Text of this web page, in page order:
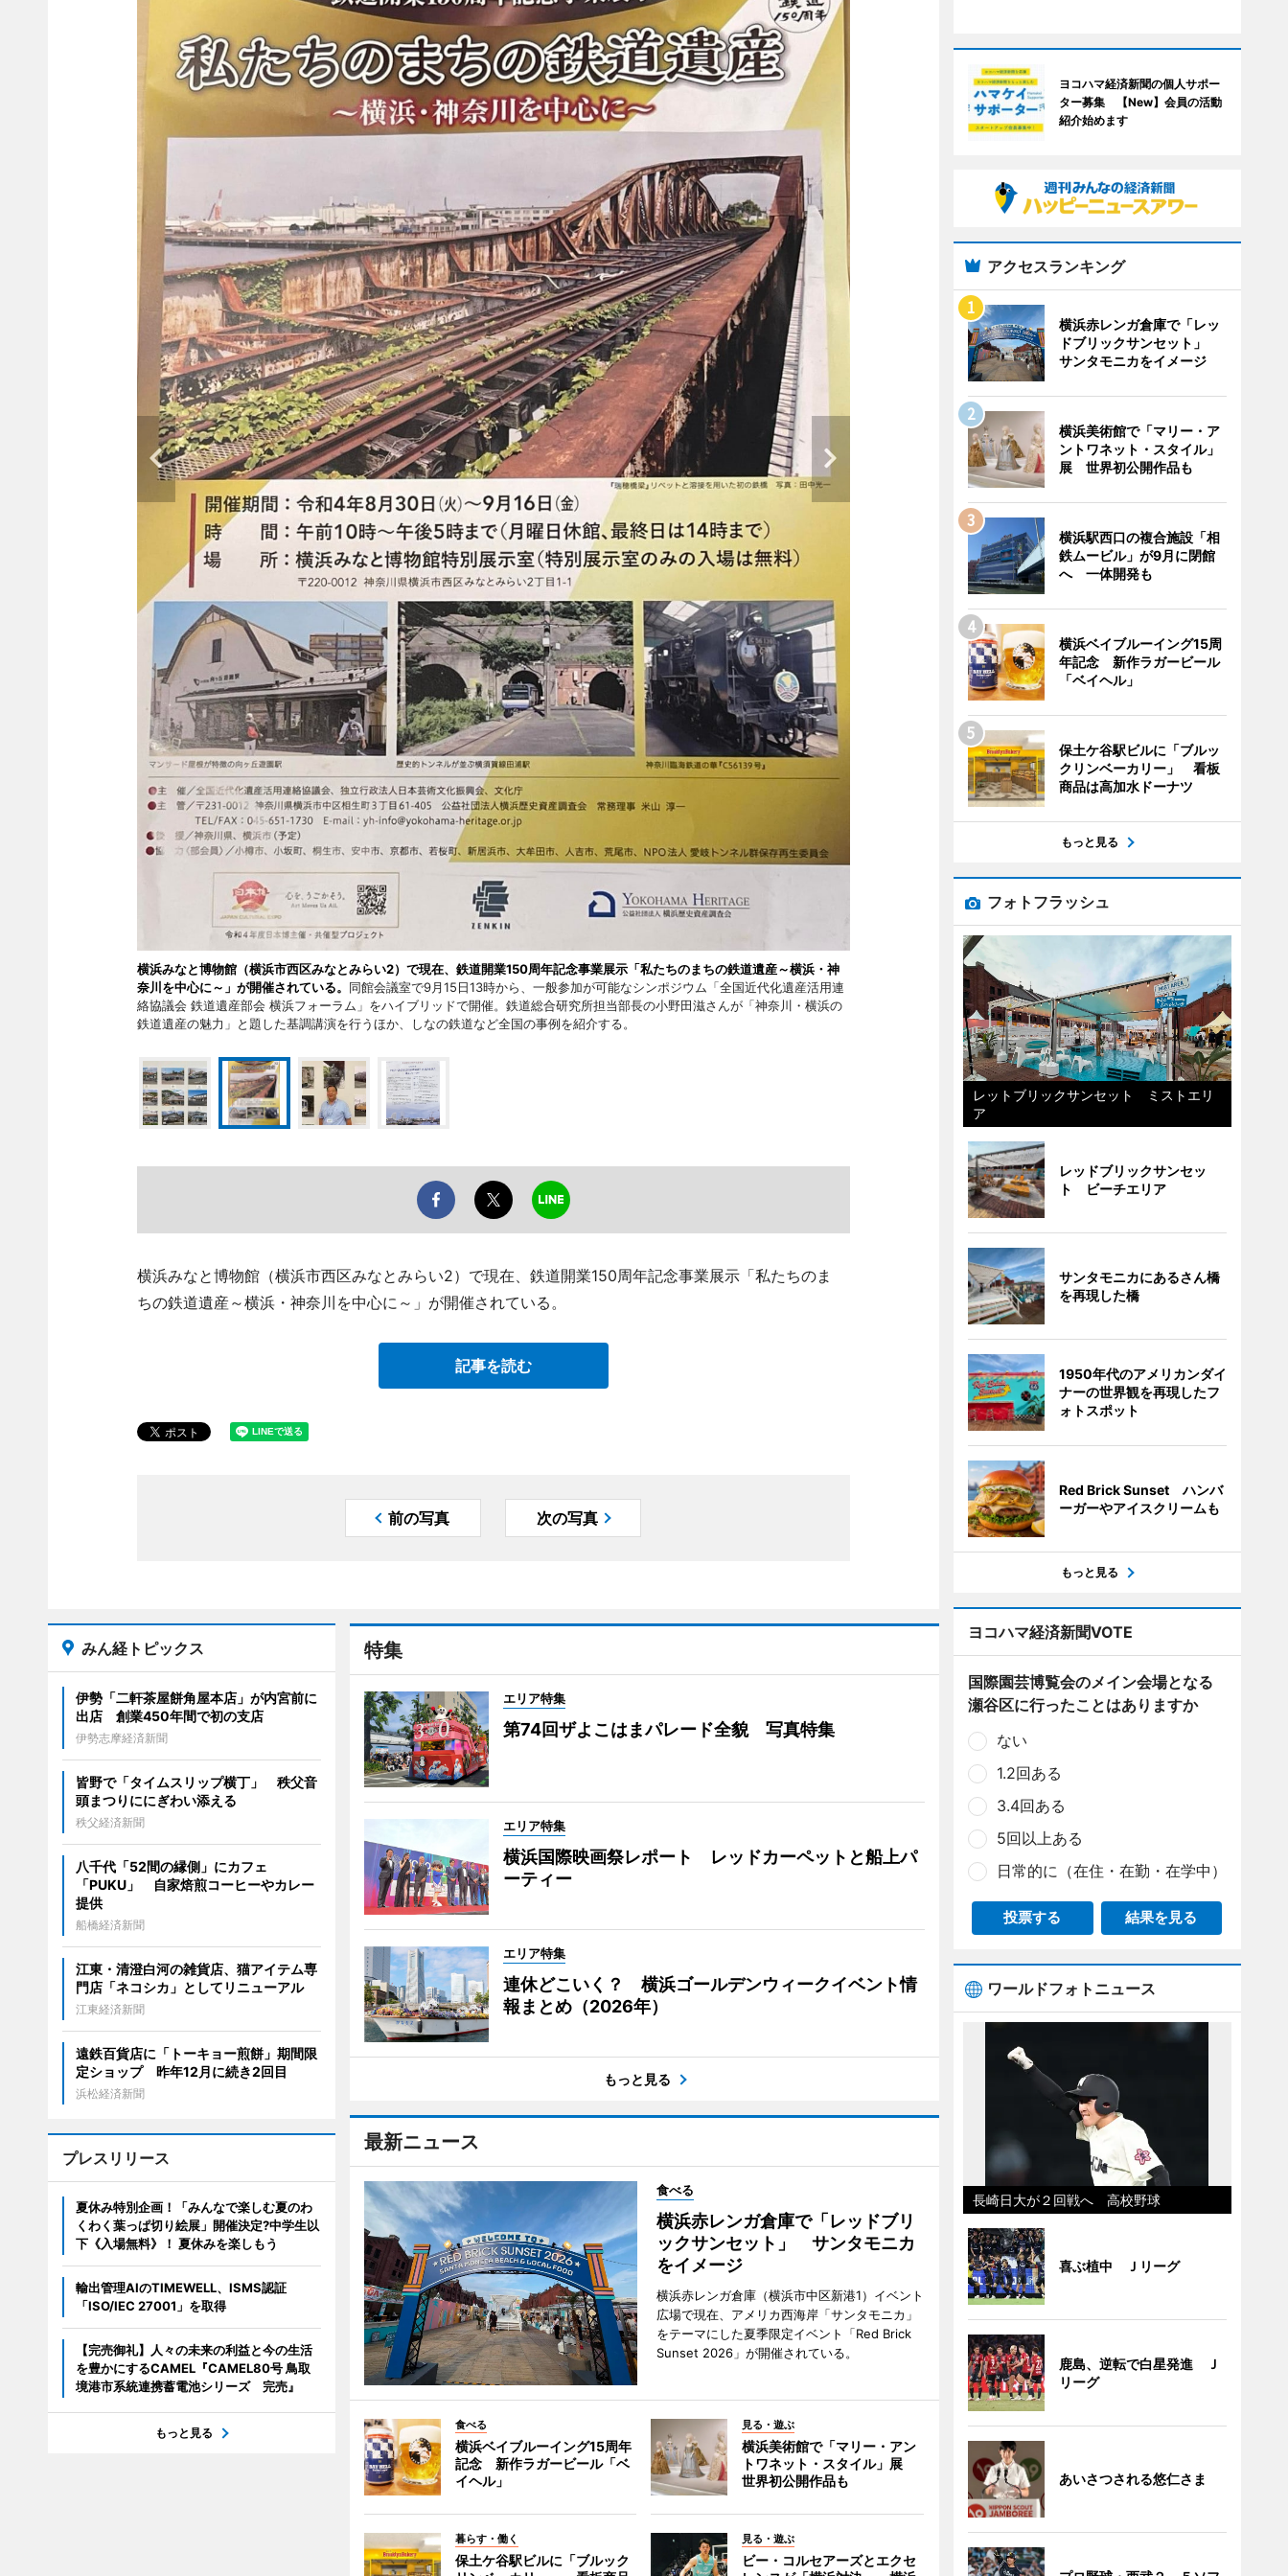
横浜みなと博物館（横浜市西区みなとみらい2）で現在、鉄道開業150周年記念事業展示「私たちのまちの鉄道遺産～横浜・神
奈川を中心に～」が開催されている。 同館会議室で9月15日13時から、一般参加が可能なシンポジウム「全国近代化遺産活用連
絡協議会 鉄道遺産部会 横浜フォーラム」をハイブリッドで開催。鉄道総合研究所担当部長の小野田滋さんが「神奈川・横浜の
鉄道遺産の魅力」と題した基調講演を行うほか、しなの鉄道など全国の事例を紹介する。
横浜みなと博物館（横浜市西区みなとみらい2）で現在、鉄道開業150周年記念事業展示「私たちのま
ちの鉄道遺産～横浜・神奈川を中心に～」が開催されている。
記事を読む
前の写真 次の写真
特集
エリア特集
第74回ザよこはまパレード全貌 写真特集
エリア特集
横浜国際映画祭レポート レッドカーペットと船上パ
ーティー
エリア特集
連休どこいく？ 横浜ゴールデンウィークイベント情
報まとめ（2026年）
もっと見る
最新ニュース
食べる
横浜赤レンガ倉庫で「レッドブリ
ックサンセット」 サンタモニカ
をイメージ
横浜赤レンガ倉庫（横浜市中区新港1）イベント
広場で現在、アメリカ西海岸「サンタモニカ」
をテーマにした夏季限定イベント「Red Brick
Sunset 2026」が開催されている。
食べる
横浜ベイブルーイング15周年
記念 新作ラガービール「ベ
イヘル」
見る・遊ぶ
横浜美術館で「マリー・アン
トワネット・スタイル」展
世界初公開作品も
暮らす・働く
保土ケ谷駅ビルに「ブルック
見る・遊ぶ
ビー・コルセアーズとエクセ
みん経トピックス
伊勢「二軒茶屋餅角屋本店」が内宮前に
出店 創業450年間で初の支店
伊勢志摩経済新聞
皆野で「タイムスリップ横丁」 秩父音
頭まつりににぎわい添える
秩父経済新聞
八千代「52間の縁側」にカフェ
「PUKU」 自家焙煎コーヒーやカレー
提供
船橋経済新聞
江東・清澄白河の雑貨店、猫アイテム専
門店「ネコシカ」としてリニューアル
江東経済新聞
遠鉄百貨店に「トーキョー煎餅」期間限
定ショップ 昨年12月に続き2回目
浜松経済新聞
プレスリリース
夏休み特別企画！「みんなで楽しむ夏のわ
くわく葉っぱ切り絵展」開催決定?中学生以
下《入場無料》！ 夏休みを楽しもう
輸出管理AIのTIMEWELL、ISMS認証
「ISO/IEC 27001」を取得
【完売御礼】人々の未来の利益と今の生活
を豊かにするCAMEL『CAMEL80号 鳥取
境港市系統連携蓄電池シリーズ 完売』
もっと見る
ヨコハマ経済新聞の個人サポー
ター募集 【New】会員の活動
紹介始めます
アクセスランキング
横浜赤レンガ倉庫で「レッ
ドブリックサンセット」
サンタモニカをイメージ
横浜美術館で「マリー・ア
ントワネット・スタイル」
展 世界初公開作品も
横浜駅西口の複合施設「相
鉄ムービル」が9月に閉館
へ 一体開発も
横浜ベイブルーイング15周
年記念 新作ラガービール
「ベイヘル」
保土ケ谷駅ビルに「ブルッ
クリンベーカリー」 看板
商品は高加水ドーナツ
もっと見る
フォトフラッシュ
レットブリックサンセット ミストエリ
ア
レッドブリックサンセッ
ト ビーチエリア
サンタモニカにあるさん橋
を再現した橋
1950年代のアメリカンダイ
ナーの世界観を再現したフ
ォトスポット
Red Brick Sunset ハンバ
ーガーやアイスクリームも
もっと見る
ヨコハマ経済新聞VOTE
国際園芸博覧会のメイン会場となる
瀬谷区に行ったことはありますか
ない
1.2回ある
3.4回ある
5回以上ある
日常的に（在住・在勤・在学中）
投票する 結果を見る
ワールドフォトニュース
長崎日大が２回戦へ 高校野球
喜ぶ植中 Ｊリーグ
鹿島、逆転で白星発進 Ｊ
リーグ
あいさつされる悠仁さま